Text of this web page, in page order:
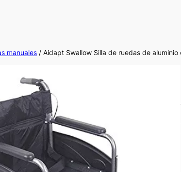
manuales / Aidapt Swallow Silla de ruedas de